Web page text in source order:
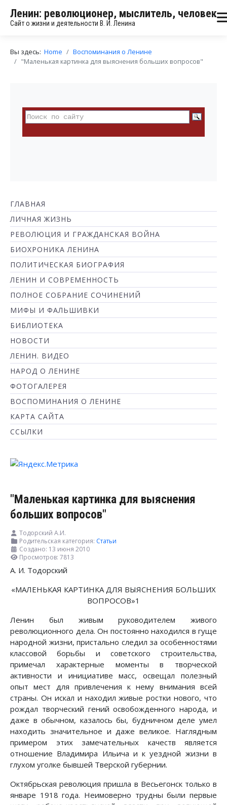
Ленин: революционер, мыслитель, человек
Сайт о жизни и деятельности В. И. Ленина
Вы здесь: Home
Воспоминания о Ленине
"Маленькая картинка для выяснения больших вопросов"
ГЛАВНАЯ
ЛИЧНАЯ ЖИЗНЬ
РЕВОЛЮЦИЯ И ГРАЖДАНСКАЯ ВОЙНА
БИОХРОНИКА ЛЕНИНА
ПОЛИТИЧЕСКАЯ БИОГРАФИЯ
ЛЕНИН И СОВРЕМЕННОСТЬ
ПОЛНОЕ СОБРАНИЕ СОЧИНЕНИЙ
МИФЫ И ФАЛЬШИВКИ
БИБЛИОТЕКА
НОВОСТИ
ЛЕНИН. ВИДЕО
НАРОД О ЛЕНИНЕ
ФОТОГАЛЕРЕЯ
ВОСПОМИНАНИЯ О ЛЕНИНЕ
КАРТА САЙТА
ССЫЛКИ
"Маленькая картинка для выяснения
больших вопросов"
Тодорский А.И.
Родительская категория: Статьи
Создано: 13 июня 2010
Просмотров: 7813
А. И. Тодорский
«МАЛЕНЬКАЯ КАРТИНКА ДЛЯ ВЫЯСНЕНИЯ БОЛЬШИХ
ВОПРОСОВ»1
Ленин был живым руководителем живого
революционного дела. Он постоянно находился в гуще
народной жизни, пристально следил за особенностями
классовой борьбы и советского строительства,
примечал характерные моменты в творческой
активности и инициативе масс, освещал полезный
опыт мест для привлечения к нему внимания всей
страны. Он искал и находил живые ростки нового, что
рождал творческий гений освобожденного народа, и
даже в обычном, казалось бы, будничном деле умел
находить значительное и даже великое. Наглядным
примером этих замечательных качеств является
отношение Владимира Ильича и к уездной жизни в
глухом уголке бывшей Тверской губернии.
Октябрьская революция пришла в Весьегонск только в
январе 1918 года. Неимоверно трудны были первые